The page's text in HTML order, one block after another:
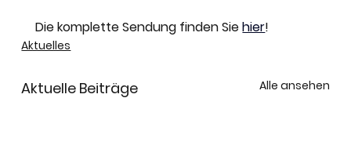
Die komplette Sendung finden Sie hier!
Aktuelles
Aktuelle Beiträge Alle ansehen